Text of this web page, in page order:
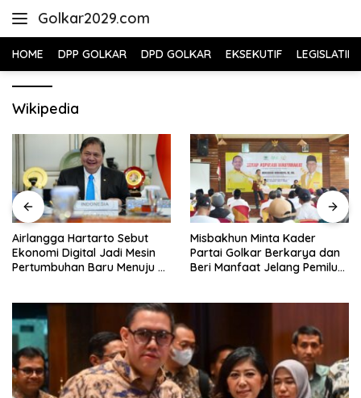
Golkar2029.com
HOME DPP GOLKAR DPD GOLKAR EKSEKUTIF LEGISLATIF
Wikipedia
Airlangga Hartarto Sebut
Ekonomi Digital Jadi Mesin
Pertumbuhan Baru Menuju 8
Misbakhun Minta Kader
Partai Golkar Berkarya dan
Beri Manfaat Jelang Pemilu